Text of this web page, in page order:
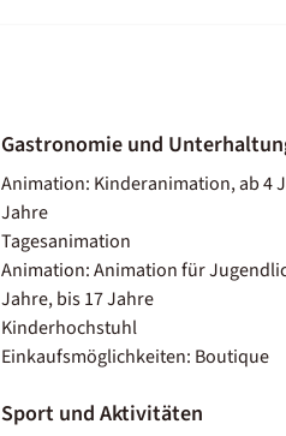
Gastronomie und
Animation: Kinderanimation, ab 4
Jahre
Tagesanimation
Animation: Animation für
Jahre, bis 17 Jahre
Kinderhochstuhl
Einkaufsmöglichkeiten: Boutique
Sport und Aktivitäten